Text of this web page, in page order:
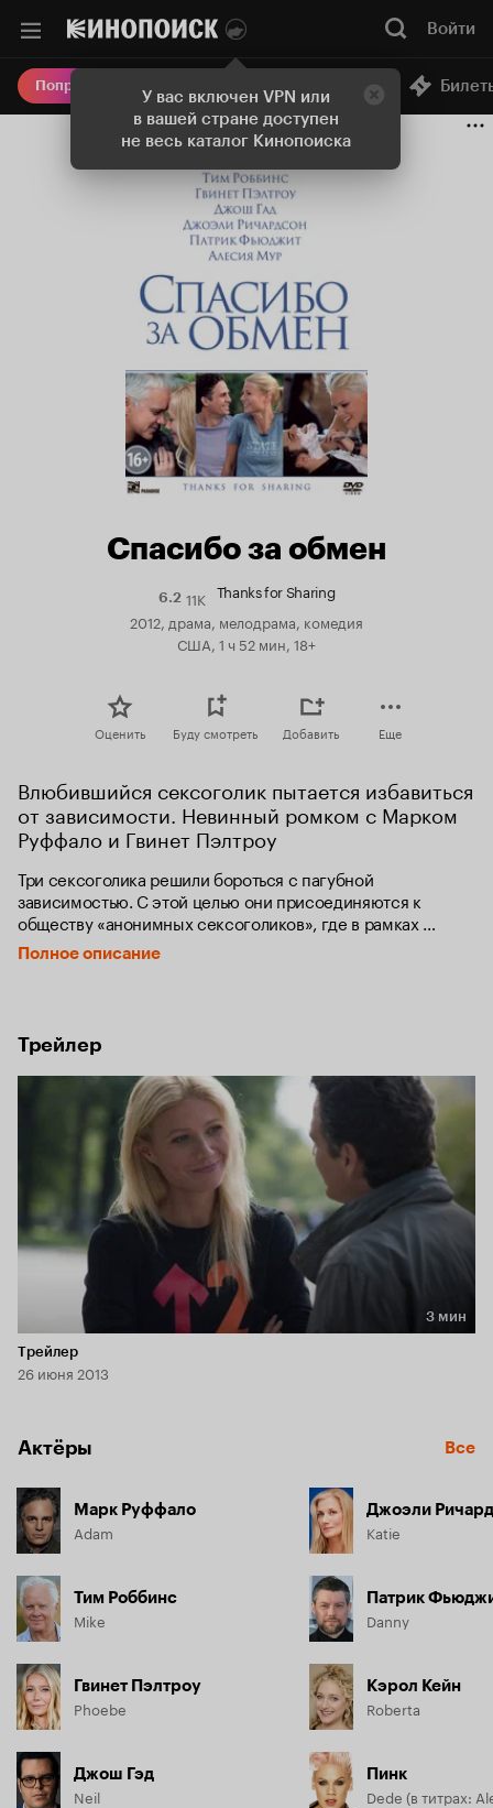
У вас включен VPN или
в вашей стране доступен
не весь каталог Кинопоиска
Войти
Попробовать Плюс Онлайн-кинотеатр
Спасибо за обмен
6.2Рейтинг
6.2
11K Thanks for Sharing
2012, драма, мелодрама, комедия
США, 1 ч 52 мин, 18+
Оценить Буду смотреть Добавить Еще
Влюбившийся сексоголик пытается избавиться
от зависимости. Невинный ромком с Марком
Руффало и Гвинет Пэлтроу
Три сексоголика решили бороться с пагубной
зависимостью. С этой целью они присоединяются к
обществу «анонимных сексоголиков», где в рамках
лечения должны пройти 12 этапов реабилитационного
процесса. Дело это, как оказывается, непростое, но чего
окружающими, пожалуй, в первый раз в жизни…
Полное описание
Трейлер
Длительность 3 мин
3 мин
Трейлер
26 июня 2013
Актёры Все
Марк Руффало
Adam
Тим Роббинс
Mike
Гвинет Пэлтроу
Phoebe
Джош Гэд
Neil
Джоэли
Katie
Патрик
Danny
Кэрол Кейн
Roberta
Пинк
Dede (в титрах: